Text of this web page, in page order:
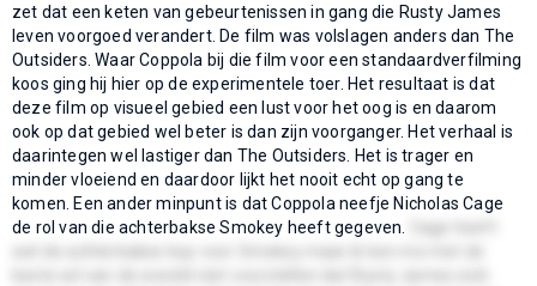
zet dat een keten van gebeurtenissen in gang die Rusty James
leven voorgoed verandert. De film was volslagen anders dan The
Outsiders. Waar Coppola bij die film voor een standaardverfilming
koos ging hij hier op de experimentele toer. Het resultaat is dat
deze film op visueel gebied een lust voor het oog is en daarom
ook op dat gebied wel beter is dan zijn voorganger. Het verhaal is
daarintegen wel lastiger dan The Outsiders. Het is trager en
minder vloeiend en daardoor lijkt het nooit echt op gang te
komen. Een ander minpunt is dat Coppola neefje Nicholas Cage
de rol van die achterbakse Smokey heeft gegeven.